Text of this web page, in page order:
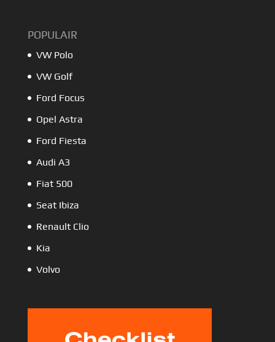
POPULAIR
VW Polo
VW Golf
Ford Focus
Opel Astra
Ford Fiesta
Audi A3
Fiat 500
Seat Ibiza
Renault Clio
Kia
Volvo